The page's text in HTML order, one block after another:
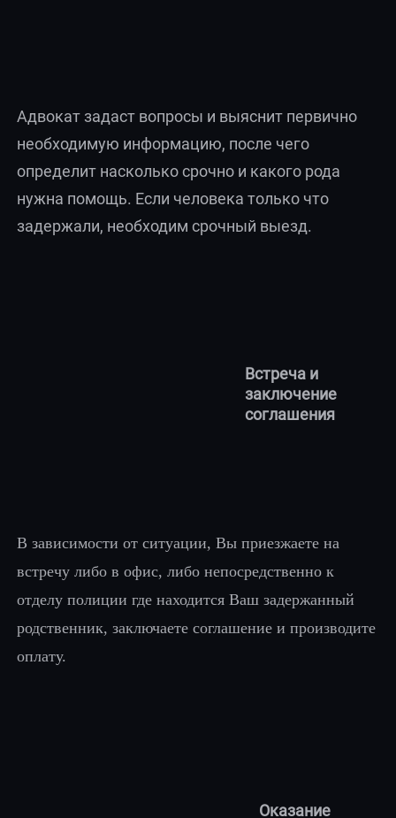
Адвокат задаст вопросы и выяснит первично
необходимую информацию, после чего
определит насколько срочно и какого рода
нужна помощь. Если человека только что
задержали, необходим срочный выезд.
Встреча и
заключение
соглашения
В зависимости от ситуации, Вы приезжаете на
встречу либо в офис, либо непосредственно к
отделу полиции где находится Ваш задержанный
родственник, заключаете соглашение и производите
оплату.
Оказание